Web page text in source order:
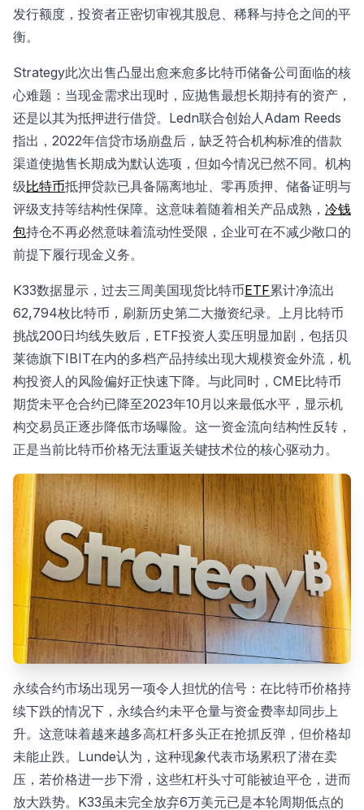
发行额度，投资者正密切审视其股息、稀释与持仓之间的平
衡。
Strategy此次出售凸显出愈来愈多比特币储备公司面临的核
心难题：当现金需求出现时，应抛售最想长期持有的资产，
还是以其为抵押进行借贷。Ledn联合创始人Adam Reeds
指出，2022年信贷市场崩盘后，缺乏符合机构标准的借款
渠道使抛售长期成为默认选项，但如今情况已然不同。机构
级比特币抵押贷款已具备隔离地址、零再质押、储备证明与
评级支持等结构性保障。这意味着随着相关产品成熟， 冷钱
包持仓不再必然意味着流动性受限，企业可在不减少敞口的
前提下履行现金义务。
K33数据显示，过去三周美国现货比特币ETF累计净流出
62,794枚比特币，刷新历史第二大撤资纪录。上月比特币
挑战200日均线失败后，ETF投资人卖压明显加剧，包括贝
莱德旗下IBIT在内的多档产品持续出现大规模资金外流，机
构投资人的风险偏好正快速下降。与此同时，CME比特币
期货未平仓合约已降至2023年10月以来最低水平，显示机
构交易员正逐步降低市场曝险。这一资金流向结构性反转，
正是当前比特币价格无法重返关键技术位的核心驱动力。
永续合约市场出现另一项令人担忧的信号：在比特币价格持
续下跌的情况下，永续合约未平仓量与资金费率却同步上
升。这意味着越来越多高杠杆多头正在抢抓反弹，但价格却
未能止跌。Lunde认为，这种现象代表市场累积了潜在卖
压，若价格进一步下滑，这些杠杆头寸可能被迫平仓，进而
放大跌势。K33虽未完全放弃6万美元已是本轮周期低点的